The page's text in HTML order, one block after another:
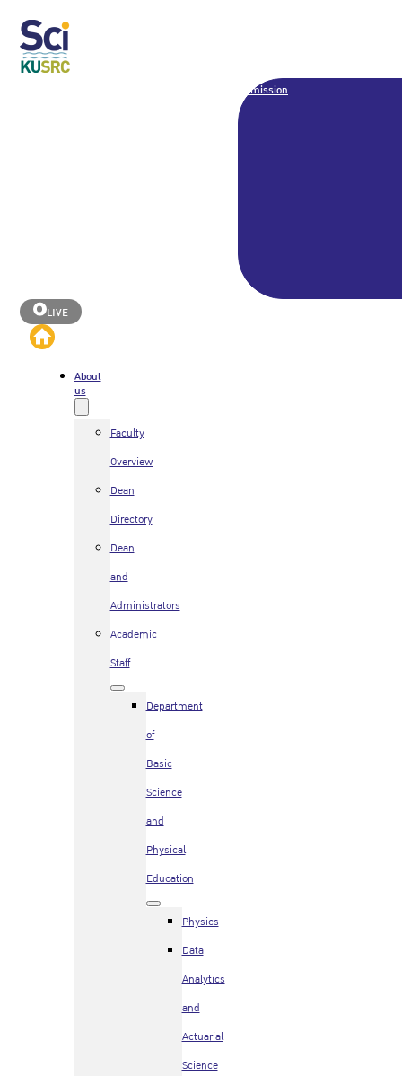
Admission
LIVE
About
us
Faculty
Overview
Dean
Directory
Dean
and
Administrators
Academic
Staff
Department
of
Basic
Science
and
Physical
Education
Physics
Data
Analytics
and
Actuarial
Science